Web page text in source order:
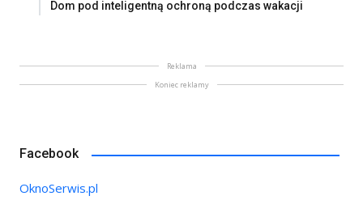
Dom pod inteligentną ochroną podczas wakacji
Reklama
Koniec reklamy
Facebook
OknoSerwis.pl